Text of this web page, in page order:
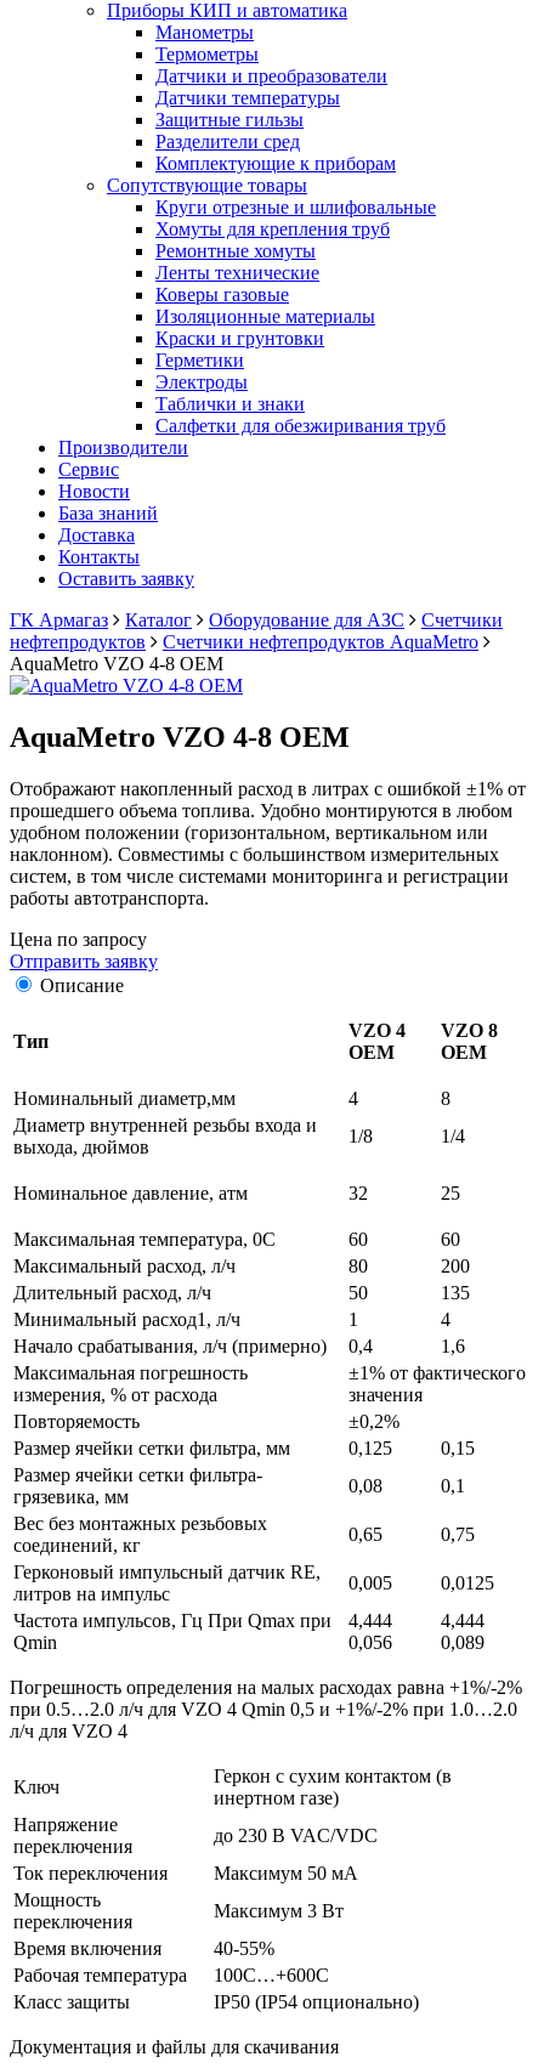
Приборы КИП и автоматика
Манометры
Термометры
Датчики и преобразователи
Датчики температуры
Защитные гильзы
Разделители сред
Комплектующие к приборам
Сопутствующие товары
Круги отрезные и шлифовальные
Хомуты для крепления труб
Ремонтные хомуты
Ленты технические
Коверы газовые
Изоляционные материалы
Краски и грунтовки
Герметики
Электроды
Таблички и знаки
Салфетки для обезжиривания труб
Производители
Сервис
Новости
База знаний
Доставка
Контакты
Оставить заявку
ГК Армагаз
Каталог Оборудование для АЗС
Счетчики
нефтепродуктов
Счетчики нефтепродуктов AquaMetro
AquaMetro VZO 4-8 OEM
AquaMetro VZO 4-8 OEM
Отображают накопленный расход в литрах с ошибкой ±1% от
прошедшего объема топлива. Удобно монтируются в любом
удобном положении (горизонтальном, вертикальном или
наклонном). Совместимы с большинством измерительных
систем, в том числе системами мониторинга и регистрации
работы автотранспорта.
Цена по запросу
Отправить заявку
Описание
Тип
VZO 4
OEM
VZO 8
OEM
Номинальный диаметр,мм 4
8
Диаметр внутренней резьбы входа и
выхода, дюймов
1/8 1/4
Номинальное давление, атм 32 25
Максимальная температура, 0C 60
60
Максимальный расход, л/ч
80
200
Длительный расход, л/ч
50
135
Минимальный расход1, л/ч
1
4
Начало срабатывания, л/ч (примерно)
0,4
1,6
Максимальная погрешность
измерения, % от расхода
±1% от фактического
значения
Повторяемость
±0,2%
Размер ячейки сетки фильтра, мм
0,125
0,15
Размер ячейки сетки фильтра-
грязевика, мм
0,08
0,1
Вес без монтажных резьбовых
соединений, кг
0,65
0,75
Герконовый импульсный датчик RE,
литров на импульс
0,005
0,0125
Частота импульсов, Гц При Qmax при
Qmin
4,444
0,056
4,444
0,089
Погрешность определения на малых расходах равна +1%/-2%
при 0.5…2.0 л/ч для VZO 4 Qmin 0,5 и +1%/-2% при 1.0…2.0
л/ч для VZO 4
Ключ
Геркон с сухим контактом (в
инертном газе)
Напряжение
переключения
до 230 В VAC/VDC
Ток переключения
Максимум 50 мА
Мощность
переключения
Максимум 3 Вт
Время включения
40-55%
Рабочая температура
100C…+600C
Класс защиты
IP50 (IP54 опционально)
Документация и файлы для скачивания